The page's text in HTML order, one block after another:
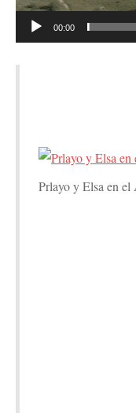
00:00
Prlayo y Elsa en